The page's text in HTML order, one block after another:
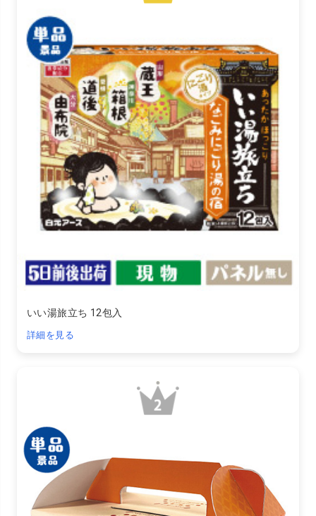
いい湯旅立ち 12包入
詳細を見る